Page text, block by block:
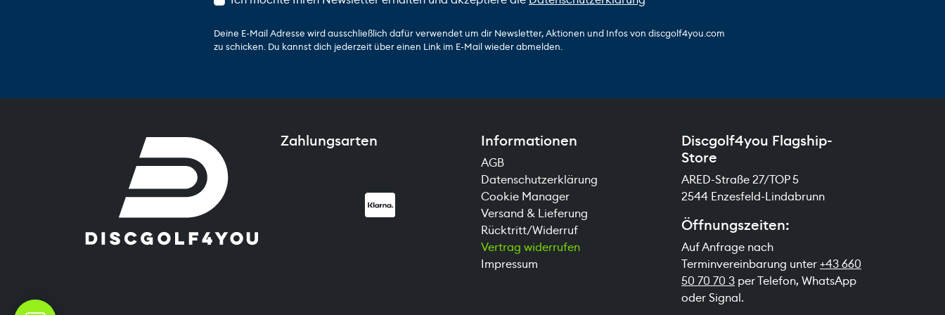
Deine E-Mail Adresse wird ausschließlich dafür verwendet um dir Newsletter, Aktionen und Infos von discgolf4you.com
zu schicken. Du kannst dich jederzeit über einen Link im E-Mail wieder abmelden.
Zahlungsarten Informationen
AGB
Datenschutzerklärung
Cookie Manager
Versand & Lieferung
Rücktritt/Widerruf
Vertrag widerrufen
Impressum
Discgolf4you Flagship-
Store
ARED-Straße 27/TOP 5
2544 Enzesfeld-Lindabrunn
Öffnungszeiten:
Auf Anfrage nach
Terminvereinbarung unter+43 660
50 70 70 3 per Telefon, WhatsApp
oder Signal.